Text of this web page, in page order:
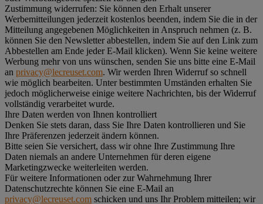
Zustimmung widerrufen: Sie können den Erhalt unserer
Werbemitteilungen jederzeit kostenlos beenden, indem Sie die in der
Mitteilung angegebenen Möglichkeiten in Anspruch nehmen (z. B.
können Sie den Newsletter abbestellen, indem Sie auf den Link zum
Abbestellen am Ende jeder E-Mail klicken). Wenn Sie keine weitere
Werbung mehr von uns wünschen, senden Sie uns bitte eine E-Mail
an privacy@lecreuset.com. Wir werden Ihren Widerruf so schnell
wie möglich bearbeiten. Unter bestimmten Umständen erhalten Sie
jedoch möglicherweise einige weitere Nachrichten, bis der Widerruf
vollständig verarbeitet wurde.
Ihre Daten werden von Ihnen kontrolliert
Denken Sie stets daran, dass Sie Ihre Daten kontrollieren und Sie
Ihre Präferenzen jederzeit ändern können.
Bitte seien Sie versichert, dass wir ohne Ihre Zustimmung Ihre
Daten niemals an andere Unternehmen für deren eigene
Marketingzwecke weiterleiten werden.
Für weitere Informationen oder zur Wahrnehmung Ihrer
Datenschutzrechte können Sie eine E-Mail an
privacy@lecreuset.com schicken und uns Ihr Problem mitteilen; wir